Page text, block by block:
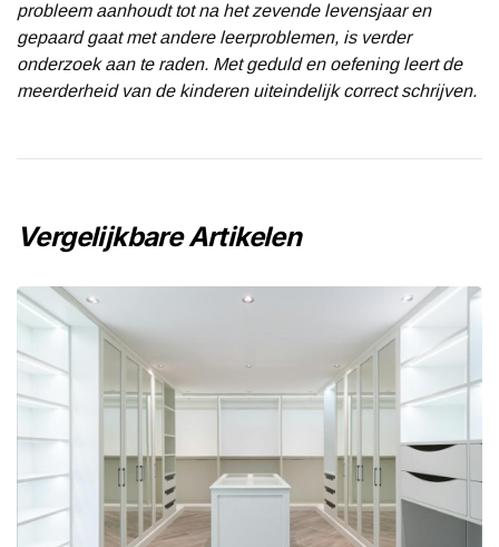
probleem aanhoudt tot na het zevende levensjaar en
gepaard gaat met andere leerproblemen, is verder
onderzoek aan te raden. Met geduld en oefening leert de
meerderheid van de kinderen uiteindelijk correct schrijven.
Vergelijkbare Artikelen